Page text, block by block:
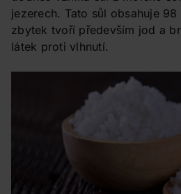
jezerech. Tato sůl obsahuje
zbytek tvoří především jod a
látek proti vlhnutí.